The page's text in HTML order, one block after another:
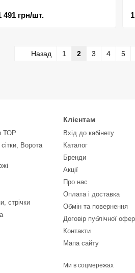
491 грн/шт.
Назад 1 2 3 4 5
ТОР
Ворота
стрічки
Клієнтам
Вхід до кабінету
Каталог
Бренди
Акції
Про нас
Оплата і доставка
Обмін та повернення
Договір публічної
Контакти
Мапа сайту
Ми в соцмережах